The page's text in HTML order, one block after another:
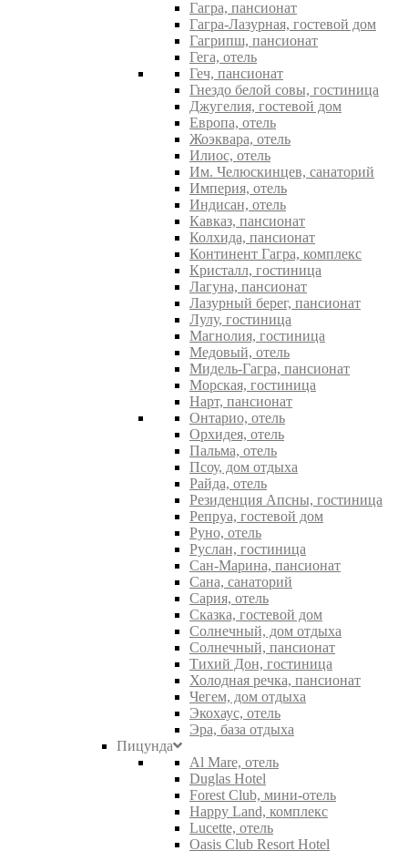
Гагра, пансионат
Гагра-Лазурная, гостевой дом
Гагрипш, пансионат
Гега, отель
Геч, пансионат
Гнездо белой совы, гостиница
Джугелия, гостевой дом
Европа, отель
Жоэквара, отель
Илиос, отель
Им. Челюскинцев, санаторий
Империя, отель
Индисан, отель
Кавказ, пансионат
Колхида, пансионат
Континент Гагра, комплекс
Кристалл, гостиница
Лагуна, пансионат
Лазурный берег, пансионат
Лулу, гостиница
Магнолия, гостиница
Медовый, отель
Мидель-Гагра, пансионат
Морская, гостиница
Нарт, пансионат
Онтарио, отель
Орхидея, отель
Пальма, отель
Псоу, дом отдыха
Райда, отель
Резиденция Апсны, гостиница
Репруа, гостевой дом
Руно, отель
Руслан, гостиница
Сан-Марина, пансионат
Сана, санаторий
Сария, отель
Сказка, гостевой дом
Солнечный, дом отдыха
Солнечный, пансионат
Тихий Дон, гостиница
Холодная речка, пансионат
Чегем, дом отдыха
Экохаус, отель
Эра, база отдыха
Пицунда
Al Mare, отель
Duglas Hotel
Forest Club, мини-отель
Happy Land, комплекс
Lucette, отель
Oasis Club Resort Hotel